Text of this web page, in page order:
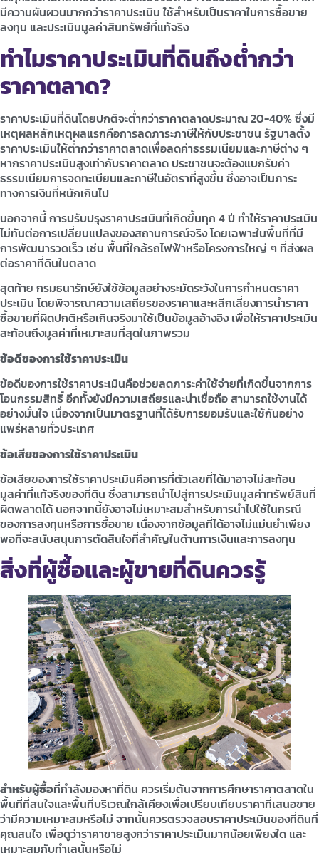
มีความผันผวนมากกว่าราคาประเมิน ใช้สำหรับเป็นราคาในการซื้อขาย
ลงทุน และประเมินมูลค่าสินทรัพย์ที่แท้จริง
ทำไมราคาประเมินที่ดินถึงต่ำกว่า
ราคาตลาด?
ราคาประเมินที่ดินโดยปกติจะต่ำกว่าราคาตลาดประมาณ 20-40% ซึ่งมี
เหตุผลหลักเหตุผลแรกคือการลดภาระภาษีให้กับประชาชน รัฐบาลตั้ง
ราคาประเมินให้ต่ำกว่าราคาตลาดเพื่อลดค่าธรรมเนียมและภาษีต่าง ๆ
หากราคาประเมินสูงเท่ากับราคาตลาด ประชาชนจะต้องแบกรับค่า
ธรรมเนียมการจดทะเบียนและภาษีในอัตราที่สูงขึ้น ซึ่งอาจเป็นภาระ
ทางการเงินที่หนักเกินไป
นอกจากนี้ การปรับปรุงราคาประเมินที่เกิดขึ้นทุก 4 ปี ทำให้ราคาประเมิน
ไม่ทันต่อการเปลี่ยนแปลงของสถานการณ์จริง โดยเฉพาะในพื้นที่ที่มี
การพัฒนารวดเร็ว เช่น พื้นที่ใกล้รถไฟฟ้าหรือโครงการใหญ่ ๆ ที่ส่งผล
ต่อราคาที่ดินในตลาด
สุดท้าย กรมธนารักษ์ยังใช้ข้อมูลอย่างระมัดระวังในการกำหนดราคา
ประเมิน โดยพิจารณาความเสถียรของราคาและหลีกเลี่ยงการนำราคา
ซื้อขายที่ผิดปกติหรือเกินจริงมาใช้เป็นข้อมูลอ้างอิง เพื่อให้ราคาประเมิน
สะท้อนถึงมูลค่าที่เหมาะสมที่สุดในภาพรวม
ข้อดีของการใช้ราคาประเมิน
ข้อดีของการใช้ราคาประเมินคือช่วยลดภาระค่าใช้จ่ายที่เกิดขึ้นจากการ
โอนกรรมสิทธิ์ อีกทั้งยังมีความเสถียรและน่าเชื่อถือ สามารถใช้งานได้
อย่างมั่นใจ เนื่องจากเป็นมาตรฐานที่ได้รับการยอมรับและใช้กันอย่าง
แพร่หลายทั่วประเทศ
ข้อเสียของการใช้ราคาประเมิน
ข้อเสียของการใช้ราคาประเมินคือการที่ตัวเลขที่ได้มาอาจไม่สะท้อน
มูลค่าที่แท้จริงของที่ดิน ซึ่งสามารถนำไปสู่การประเมินมูลค่าทรัพย์สินที่
ผิดพลาดได้ นอกจากนี้ยังอาจไม่เหมาะสมสำหรับการนำไปใช้ในกรณี
ของการลงทุนหรือการซื้อขาย เนื่องจากข้อมูลที่ได้อาจไม่แม่นยำเพียง
พอที่จะสนับสนุนการตัดสินใจที่สำคัญในด้านการเงินและการลงทุน
สิ่งที่ผู้ซื้อและผู้ขายที่ดินควรรู้
สำหรับผู้ซื้อที่กำลังมองหาที่ดิน ควรเริ่มต้นจากการศึกษาราคาตลาดใน
พื้นที่ที่สนใจและพื้นที่บริเวณใกล้เคียงเพื่อเปรียบเทียบราคาที่เสนอขาย
ว่ามีความเหมาะสมหรือไม่ จากนั้นควรตรวจสอบราคาประเมินของที่ดินที่
คุณสนใจ เพื่อดูว่าราคาขายสูงกว่าราคาประเมินมากน้อยเพียงใด และ
เหมาะสมกับทำเลนั้นหรือไม่